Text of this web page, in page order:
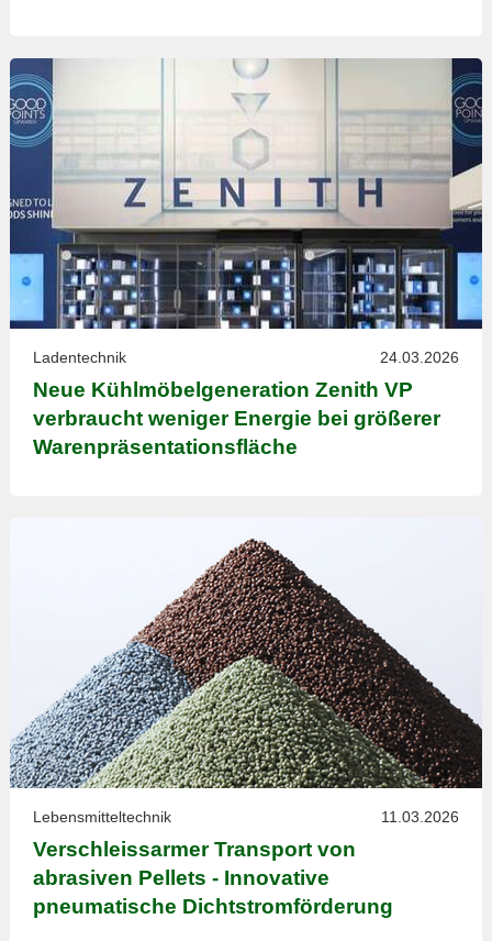
Ladentechnik 24.03.2026
Neue Kühlmöbelgeneration Zenith VP
verbraucht weniger Energie bei größerer
Warenpräsentationsfläche
Lebensmitteltechnik 11.03.2026
Verschleissarmer Transport von
abrasiven Pellets - Innovative
pneumatische Dichtstromförderung